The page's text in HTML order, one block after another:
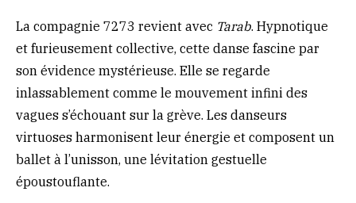
La compagnie 7273 revient avec Tarab. Hypnotique
et furieusement collective, cette danse fascine par
son évidence mystérieuse. Elle se regarde
inlassablement comme le mouvement infini des
vagues s’échouant sur la grève. Les danseurs
virtuoses harmonisent leur énergie et composent un
ballet à l’unisson, une lévitation gestuelle
époustouflante.